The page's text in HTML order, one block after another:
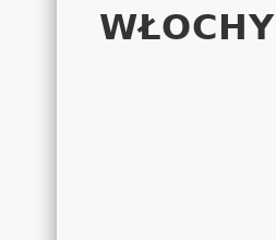
WŁOCHY